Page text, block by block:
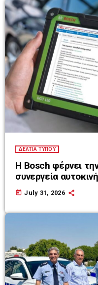
ΔΕΛΤΙΑ ΤΥΠΟΥ
Η Bosch φέρνει
συνεργεία
today July 31, 2026